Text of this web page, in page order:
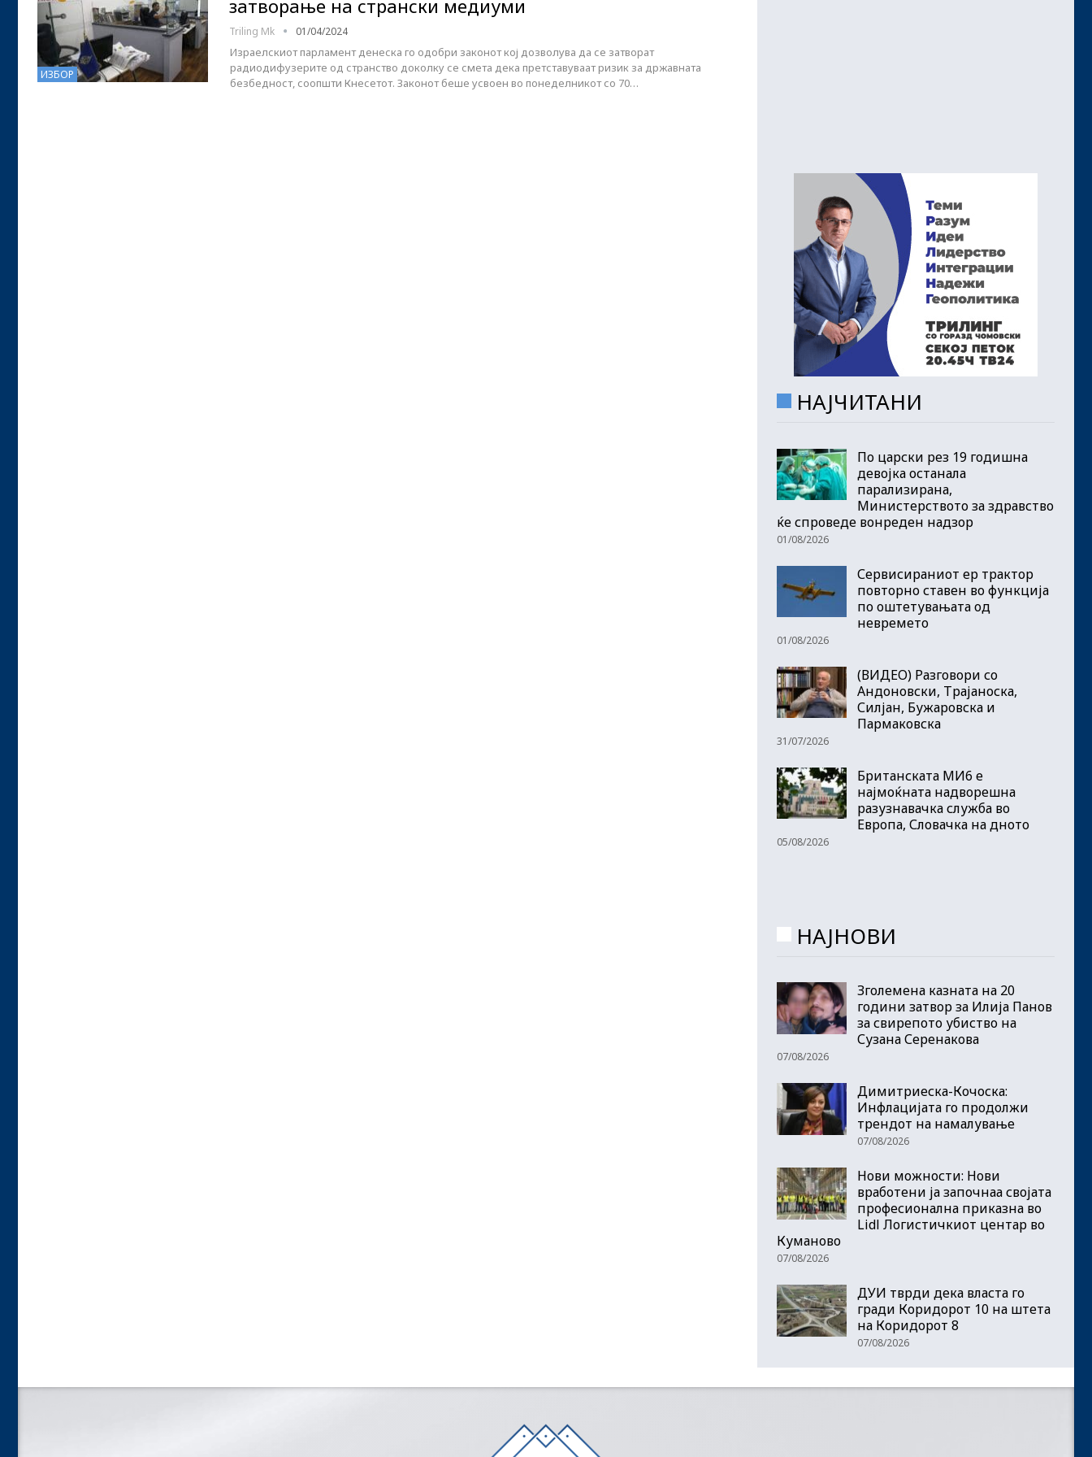
ИЗБОР
затворање на странски медиуми
Triling Mk 01/04/2024
Израелскиот парламент денеска го одобри законот кој дозволува да се затворат
радиодифузерите од странство доколку се смета дека претставуваат ризик за државната
безбедност, соопшти Кнесетот. Законот беше усвоен во понеделникот со 70…
НАЈЧИТАНИ
По царски рез 19 годишна
девојка останала
парализирана,
Министерството за здравство
ќе спроведе вонреден надзор
01/08/2026
Сервисираниот ер трактор
повторно ставен во функција
по оштетувањата од
невремето
01/08/2026
(ВИДЕО) Разговори со
Андоновски, Трајаноска,
Силјан, Бужаровска и
Пармаковска
31/07/2026
Британската МИ6 е
најмоќната надворешна
разузнавачка служба во
Европа, Словачка на дното
05/08/2026
НАЈНОВИ
Зголемена казната на 20
години затвор за Илија Панов
за свирепото убиство на
Сузана Серенакова
07/08/2026
Димитриеска-Кочоска:
Инфлацијата го продолжи
трендот на намалување
07/08/2026
Нови можности: Нови
вработени ја започнаа својата
професионална приказна во
Lidl Логистичкиот центар во
Куманово
07/08/2026
ДУИ тврди дека власта го
гради Коридорот 10 на штета
на Коридорот 8
07/08/2026